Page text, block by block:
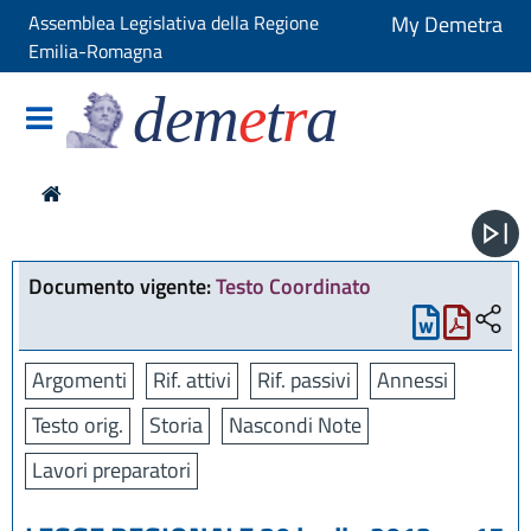
Assemblea Legislativa della Regione
Emilia-Romagna
My Demetra
demetra
Documento vigente:Testo Coordinato
Argomenti Rif. attivi Rif. passivi
Annessi
Testo orig.
Storia
Nascondi Note
Lavori preparatori